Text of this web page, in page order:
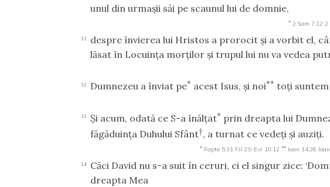
unul din urmaşii săi pe scaunul lui de domnie,
* 2 Sam 7:12 2
31 despre învierea lui Hristos a prorocit şi a vorbit el,
lăsat în Locuinţa morţilor şi trupul lui nu va vedea
32 Dumnezeu a înviat pe* acest Isus, şi noi** toţi
33 Şi acum, odată ce S-a înălţat* prin dreapta lui
făgăduinţa Duhului Sfânt†, a turnat ce vedeţi şi auziţi.
* Fapte 5:31 Fil 2:9 Evr 10:12 ** Ioan 14:26
34 Căci David nu s-a suit în ceruri, ci el singur zice:
dreapta Mea